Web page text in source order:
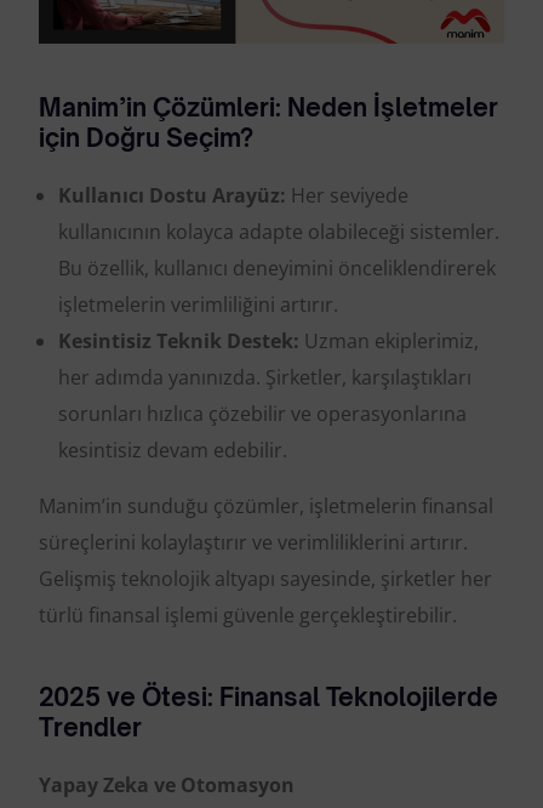
Manim’in Çözümleri: Neden İşletmeler
için Doğru Seçim?
Kullanıcı Dostu Arayüz: Her seviyede
kullanıcının kolayca adapte olabileceği sistemler.
Bu özellik, kullanıcı deneyimini önceliklendirerek
işletmelerin verimliliğini artırır.
Kesintisiz Teknik Destek: Uzman ekiplerimiz,
her adımda yanınızda. Şirketler, karşılaştıkları
sorunları hızlıca çözebilir ve operasyonlarına
kesintisiz devam edebilir.
Manim’in sunduğu çözümler, işletmelerin finansal
süreçlerini kolaylaştırır ve verimliliklerini artırır.
Gelişmiş teknolojik altyapı sayesinde, şirketler her
türlü finansal işlemi güvenle gerçekleştirebilir.
2025 ve Ötesi: Finansal Teknolojilerde
Trendler
Yapay Zeka ve Otomasyon